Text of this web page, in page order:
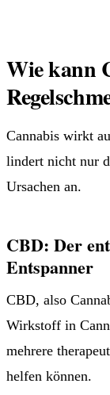
Wie kann
Cannabis wirkt
lindert nicht nur
Ursachen an.
CBD: Der
Entspanner
CBD, also
Wirkstoff in
mehrere
helfen können.